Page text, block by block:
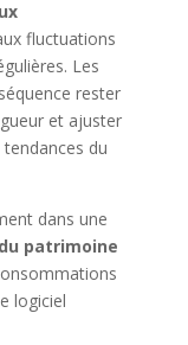
fluctuations
Les
rester
et ajuster
du
dans une
patrimoine
logiciel